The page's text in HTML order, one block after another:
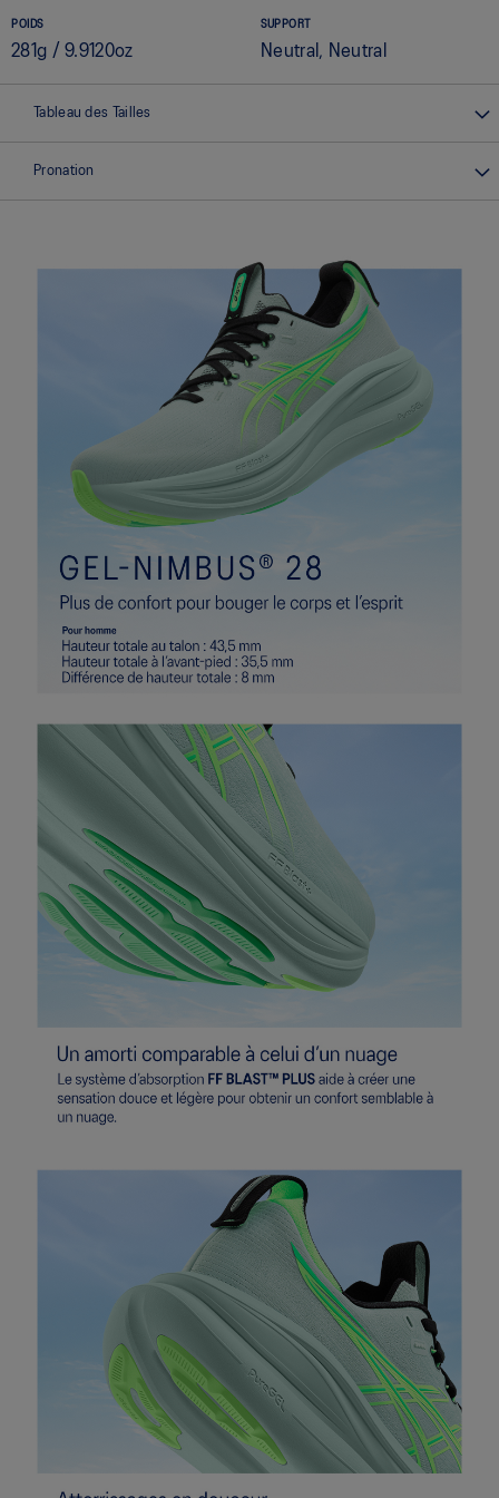
POIDS
281g / 9.9120oz
SUPPORT
Neutral, Neutral
Tableau des Tailles
Pronation